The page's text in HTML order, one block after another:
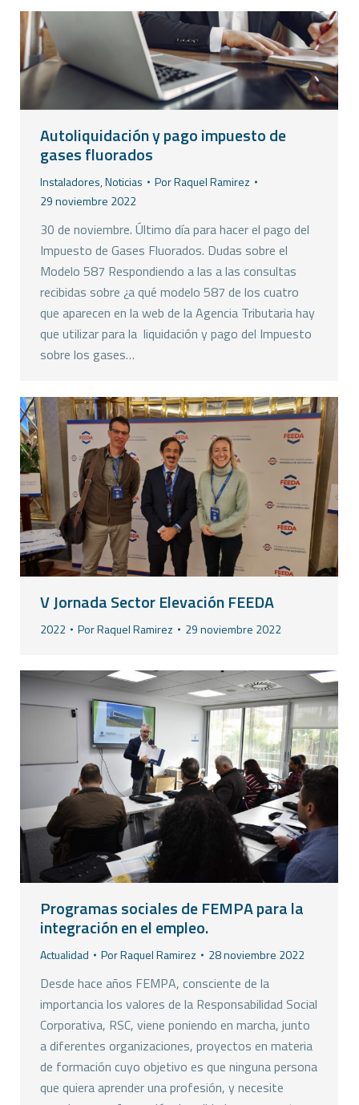
Autoliquidación y pago impuesto de
gases fluorados
Instaladores,Noticias PorRaquel Ramirez
29 noviembre 2022
30 de noviembre. Último día para hacer el pago del
Impuesto de Gases Fluorados. Dudas sobre el
Modelo 587 Respondiendo a las a las consultas
recibidas sobre ¿a qué modelo 587 de los cuatro
que aparecen en la web de la Agencia Tributaria hay
que utilizar para la liquidación y pago del Impuesto
sobre los gases…
V Jornada Sector Elevación FEEDA
2022 PorRaquel Ramirez 29 noviembre 2022
Programas sociales de FEMPA para la
integración en el empleo.
Actualidad PorRaquel Ramirez 28 noviembre 2022
Desde hace años FEMPA, consciente de la
importancia los valores de la Responsabilidad Social
Corporativa, RSC, viene poniendo en marcha, junto
a diferentes organizaciones, proyectos en materia
de formación cuyo objetivo es que ninguna persona
que quiera aprender una profesión, y necesite